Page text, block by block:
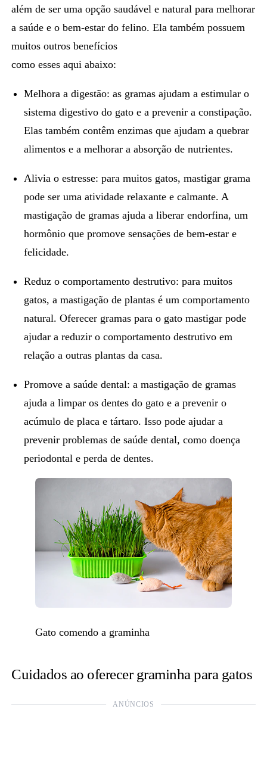
além de ser uma opção saudável e natural para melhorar
a saúde e o bem-estar do felino. Ela também possuem
muitos outros benefícios
como esses aqui abaixo:
Melhora a digestão: as gramas ajudam a estimular o
sistema digestivo do gato e a prevenir a constipação.
Elas também contêm enzimas que ajudam a quebrar
alimentos e a melhorar a absorção de nutrientes.
Alivia o estresse: para muitos gatos, mastigar grama
pode ser uma atividade relaxante e calmante. A
mastigação de gramas ajuda a liberar endorfina, um
hormônio que promove sensações de bem-estar e
felicidade.
Reduz o comportamento destrutivo: para muitos
gatos, a mastigação de plantas é um comportamento
natural. Oferecer gramas para o gato mastigar pode
ajudar a reduzir o comportamento destrutivo em
relação a outras plantas da casa.
Promove a saúde dental: a mastigação de gramas
ajuda a limpar os dentes do gato e a prevenir o
acúmulo de placa e tártaro. Isso pode ajudar a
prevenir problemas de saúde dental, como doença
periodontal e perda de dentes.
Gato comendo a graminha
Cuidados ao oferecer graminha para gatos
ANÚNCIOS